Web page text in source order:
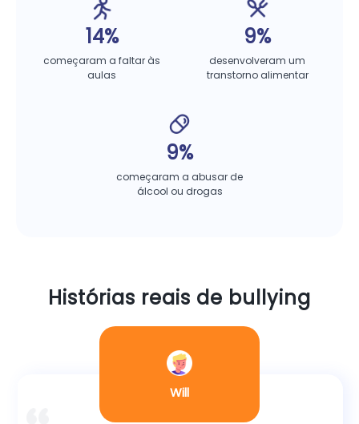
14%
começaram a faltar às
aulas
9%
desenvolveram um
transtorno alimentar
9%
começaram a abusar de
álcool ou drogas
Histórias reais de bullying
Priyanka Chopra
Jonas
Will
Pai de um menino de
16 anos de MN
Priyanka Chopra
Jonas
Will